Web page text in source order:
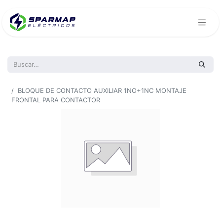
BLOQUE DE CONTACTO AUXILIAR 1NO+1NC MONTAJE
FRONTAL PARA CONTACTOR